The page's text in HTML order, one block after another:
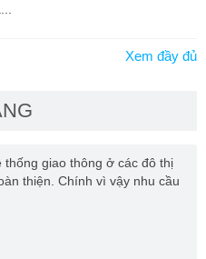
Xem đầy đủ
thống giao thông ở các đô thị
thiện. Chính vì vậy nhu cầu